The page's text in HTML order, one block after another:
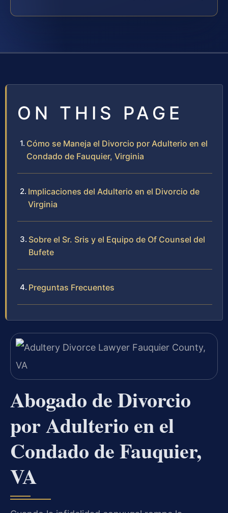
ON THIS PAGE
Cómo se Maneja el Divorcio por Adulterio en el
Condado de Fauquier, Virginia
Implicaciones del Adulterio en el Divorcio de
Virginia
Sobre el Sr. Sris y el Equipo de Of Counsel del
Bufete
Preguntas Frecuentes
Abogado de Divorcio
por Adulterio en el
Condado de Fauquier,
VA